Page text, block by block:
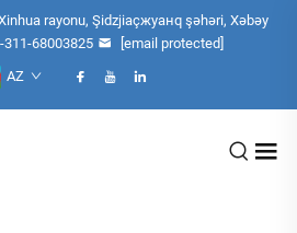
rayonu, Şidzjiaçжуанq şəhəri, Xəbəy
311-68003825
[email protected]
AZ